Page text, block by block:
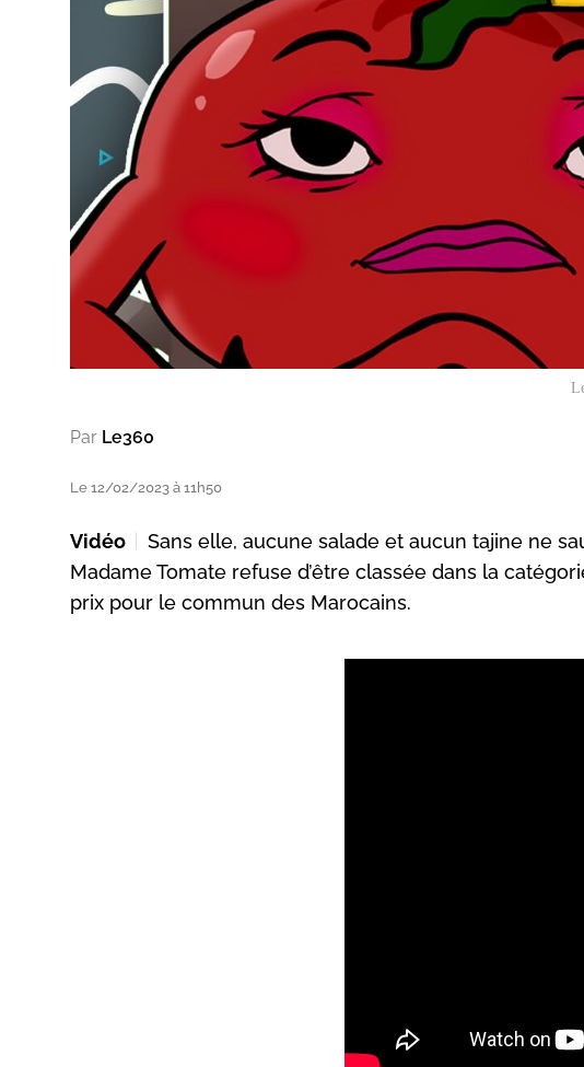
Par Le360
Le 12/02/2023 à 11h50
Vidéo
Sans elle, aucune salade et aucun tajine ne
Madame Tomate refuse d’être classée dans la
prix pour le commun des Marocains.